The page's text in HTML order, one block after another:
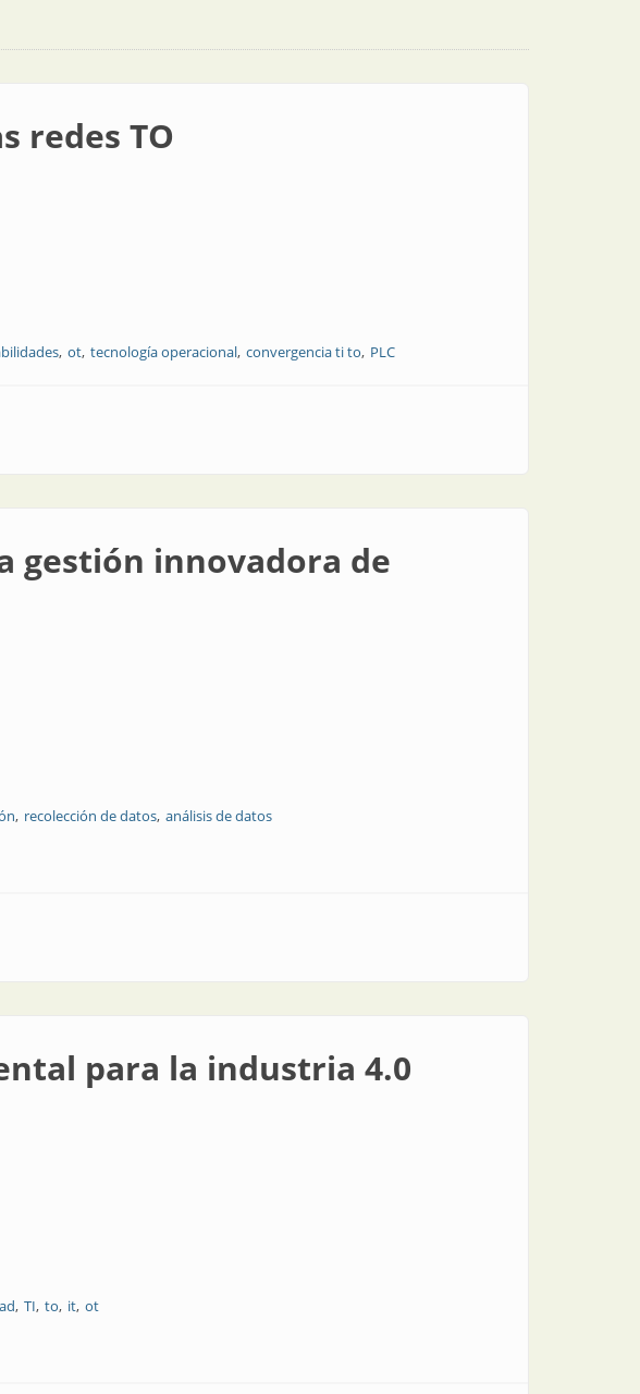
redes TO
ot tecnología operacional convergencia ti to PLC
gestión innovadora de
recolección de datos análisis de datos
para la industria 4.0
TI to it ot